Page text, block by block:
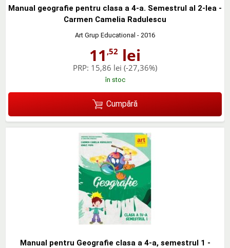
Manual geografie pentru clasa a 4-a. Semestrul al 2-lea -
Carmen Camelia Radulescu
Art Grup Educational - 2016
11 ,52 lei
PRP: 15,86 lei (-27,36%)
în stoc
Cumpără
Manual pentru Geografie clasa a 4-a, semestrul 1 -